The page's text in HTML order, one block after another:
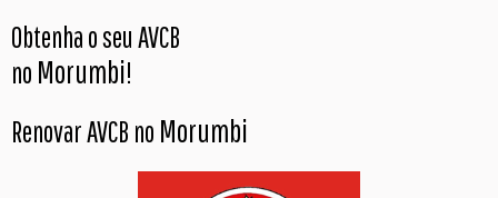
Obtenha o seu AVCB
no Morumbi!
Renovar AVCB no Morumbi